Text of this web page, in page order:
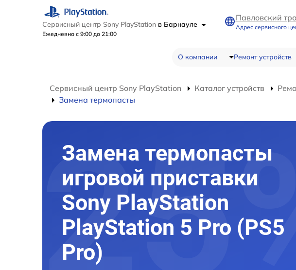
Сервисный центр Sony PlayStation в Барнауле
Ежедневно с 9:00 до 21:00
Павловский
Адрес сервисного
О компании Ремонт устройств
Сервисный центр Sony PlayStation Каталог устройств
Замена термопасты
Замена термопасты
игровой приставки
Sony PlayStation
PlayStation 5 Pro (PS5
Pro)